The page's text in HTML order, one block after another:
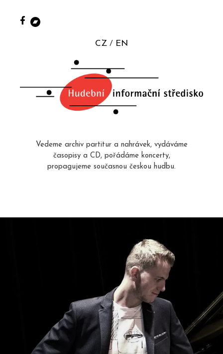
CZ EN
Vedeme archiv partitur a nahrávek, vydáváme
časopisy a CD, pořádáme koncerty,
propagujeme současnou českou hudbu.